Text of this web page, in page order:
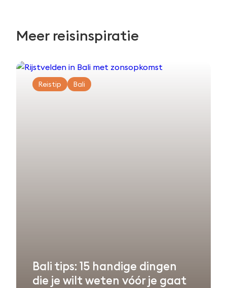
Meer reisinspiratie
Reistip Bali
Bali tips: 15 handige dingen
die je wilt weten vóór je gaat